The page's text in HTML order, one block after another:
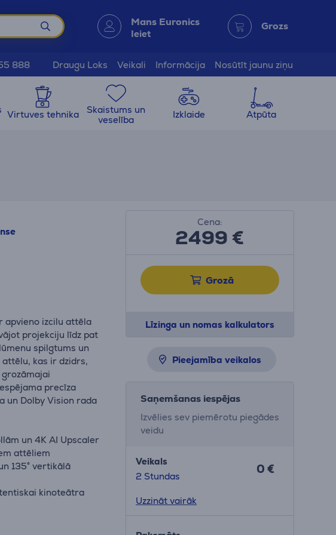
Mans Euronics
Ieiet
Grozs
888 Draugu Loks Veikali Informācija Nosūtīt jaunu ziņu
Virtuves tehnika
Skaistums un
veselība
Izklaide Atpūta
apvieno izcilu attēla
projekciju līdz pat
spilgtums un
kas ir dzidrs,
precīza
un Dolby Vision rada
un 4K AI Upscaler
attēliem
135° vertikālā
kinoteātra
Cena:
2499 €
Grozā
Līzinga un nomas kalkulators
Pieejamība veikalos
Saņemšanas iespējas
Izvēlies sev piemērotu piegādes
veidu
Veikals
2 Stundas
0 €
Uzzināt vairāk